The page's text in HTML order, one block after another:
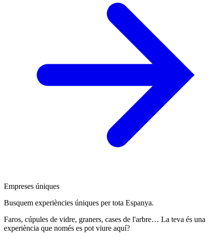
Empreses úniques
Busquem experiències úniques per tota Espanya.
Faros, cúpules de vidre, graners, cases de l'arbre… La teva és una
experiència que només es pot viure aquí?